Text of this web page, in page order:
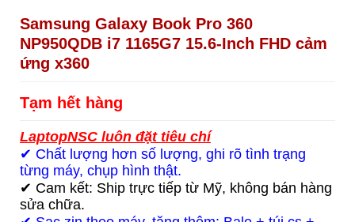
Samsung Galaxy Book Pro 360
NP950QDB i7 1165G7 15.6-Inch FHD cảm
ứng x360